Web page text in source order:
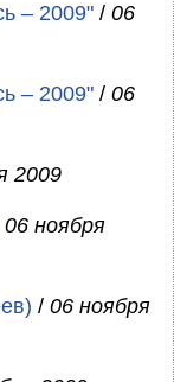
– 2009" / 06
– 2009" / 06
2009
06 ноября
/ 06 ноября